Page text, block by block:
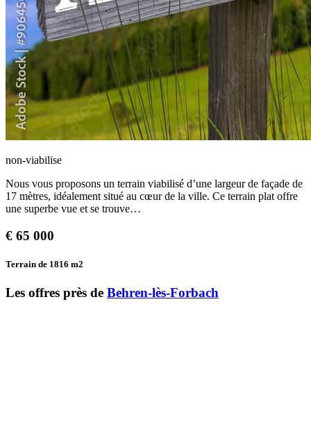
non-viabilise
Nous vous proposons un terrain viabilisé d’une largeur de façade de
17 mètres, idéalement situé au cœur de la ville. Ce terrain plat offre
une superbe vue et se trouve…
€ 65 000
Terrain de 1816 m2
Les offres près de Behren-lès-Forbach